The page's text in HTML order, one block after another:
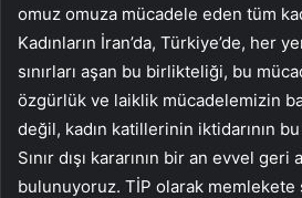
omuz omuza mücadele eden tüm
Kadınların İran’da, Türkiye’de, her
sınırları aşan bu birlikteliği, bu
özgürlük ve laiklik mücadelemizin
değil, kadın katillerinin iktidarının bu
Sınır dışı kararının bir an evvel geri
bulunuyoruz. TİP olarak